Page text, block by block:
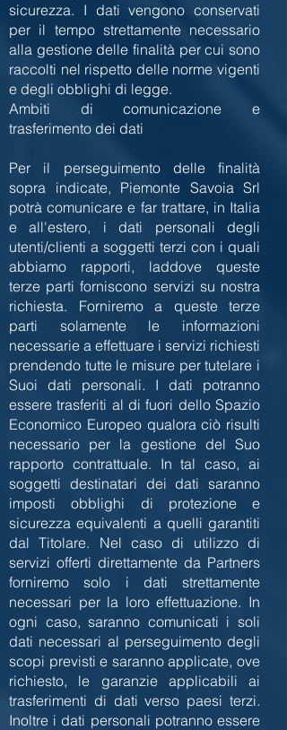
sicurezza. I dati vengono conservati
per il tempo strettamente necessario
alla gestione delle finalità per cui sono
raccolti nel rispetto delle norme vigenti
e degli obblighi di legge.
Ambiti di comunicazione e
trasferimento dei dati
Per il perseguimento delle finalità
sopra indicate, Piemonte Savoia Srl
potrà comunicare e far trattare, in Italia
e all'estero, i dati personali degli
utenti/clienti a soggetti terzi con i quali
abbiamo rapporti, laddove queste
terze parti forniscono servizi su nostra
richiesta. Forniremo a queste terze
parti solamente le informazioni
necessarie a effettuare i servizi richiesti
prendendo tutte le misure per tutelare i
Suoi dati personali. I dati potranno
essere trasferiti al di fuori dello Spazio
Economico Europeo qualora ciò risulti
necessario per la gestione del Suo
rapporto contrattuale. In tal caso, ai
soggetti destinatari dei dati saranno
imposti obblighi di protezione e
sicurezza equivalenti a quelli garantiti
dal Titolare. Nel caso di utilizzo di
servizi offerti direttamente da Partners
forniremo solo i dati strettamente
necessari per la loro effettuazione. In
ogni caso, saranno comunicati i soli
dati necessari al perseguimento degli
scopi previsti e saranno applicate, ove
richiesto, le garanzie applicabili ai
trasferimenti di dati verso paesi terzi.
Inoltre i dati personali potranno essere